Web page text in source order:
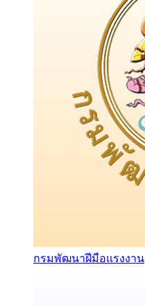
กรมพัฒนาฝีมือแรงงาน